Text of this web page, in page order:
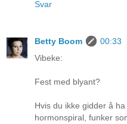
Svar
Betty Boom
00:33
Vibeke:
Fest med blyant?
Hvis du ikke gidder å
hormonspiral, funker